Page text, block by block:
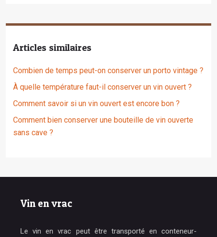
Articles similaires
Combien de temps peut-on conserver un porto vintage ?
À quelle température faut-il conserver un vin ouvert ?
Comment savoir si un vin ouvert est encore bon ?
Comment bien conserver une bouteille de vin ouverte
sans cave ?
Vin en vrac
Le vin en vrac peut être transporté en conteneur-